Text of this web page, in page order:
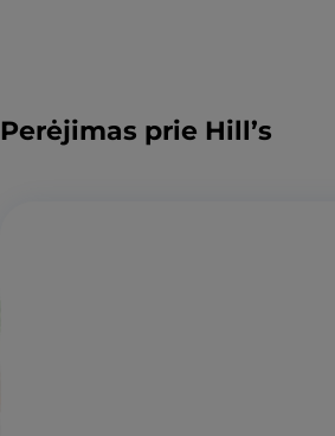
Perėjimas prie Hill’s